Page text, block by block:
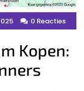
0 Reacties
Kopen: